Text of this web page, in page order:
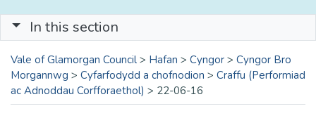
In this section
Vale of Glamorgan Council > Hafan > Cyngor > Cyngor Bro
Morgannwg > Cyfarfodydd a chofnodion > Craffu (Performiad
ac Adnoddau Corfforaethol) > 22-06-16